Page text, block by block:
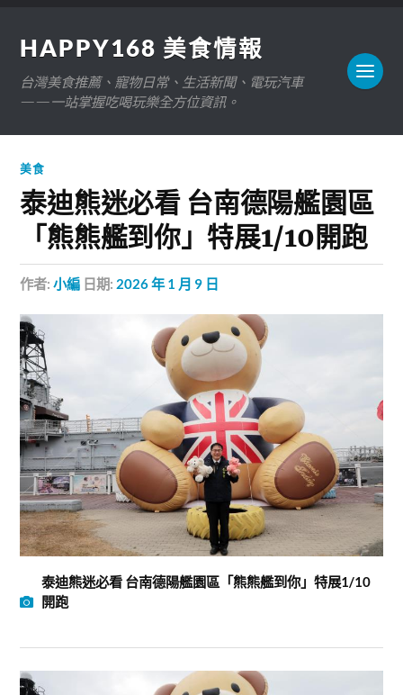
HAPPY168 美食情報
台灣美食推薦、寵物日常、生活新聞、電玩汽車
——一站掌握吃喝玩樂全方位資訊。
美食
泰迪熊迷必看 台南德陽艦園區
「熊熊艦到你」特展1/10開跑
作者:小編 日期: 2026 年 1 月 9 日
泰迪熊迷必看 台南德陽艦園區「熊熊艦到你」特展1/10
開跑